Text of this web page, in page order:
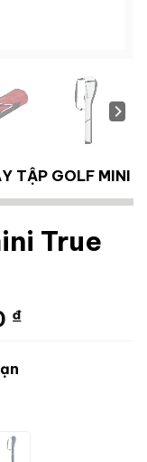
TẬP GOLF MINI
True
₫Giá